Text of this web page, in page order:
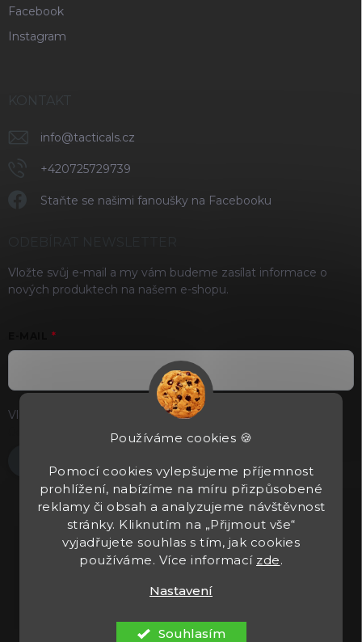
Používáme cookies 🍪
Pomocí cookies vylepšujeme příjemnost
prohlížení, nabízíme na míru přizpůsobené
reklamy či obsah a analyzujeme návštěvnost
stránky. Kliknutím na „Přijmout vše“
vyjadřujete souhlas s tím, jak cookies
používáme. Více informací zde.
Nastavení
Souhlasím
Facebook
Instagram
KONTAKT
info@tacticals.cz
+420725729739
Staňte se našimi fanoušky na Facebooku
Vložte svůj e-mail a my vám budeme zasílat informace o
nových produktech na našem e-shopu.
Vložením e-mailu souhlasíte spodmínkami ochrany osobních
nastavení cookies